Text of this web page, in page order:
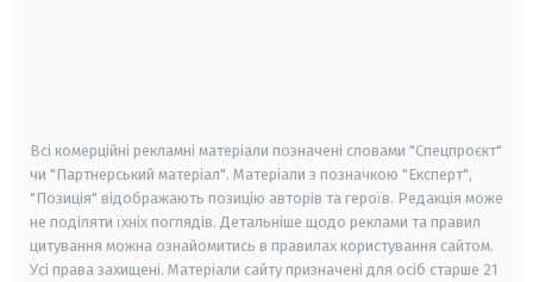
Всі комерційні рекламні матеріали позначені словами "Спецпроєкт"
чи "Партнерський матеріал". Матеріали з позначкою "Експерт",
"Позиція" відображають позицію авторів та героїв. Редакція може
не поділяти їхніх поглядів. Детальніше щодо реклами та правил
цитування можна ознайомитись в правилах користування сайтом.
Усі права захищені. Матеріали сайту призначені для осіб старше 21